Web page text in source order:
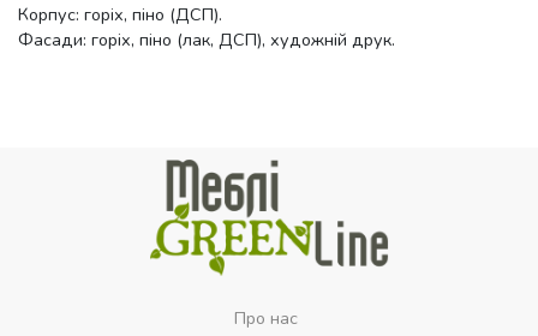
Корпус: горіх, піно (ДСП).
Фасади: горіх, піно (лак, ДСП), художній друк.
Про нас